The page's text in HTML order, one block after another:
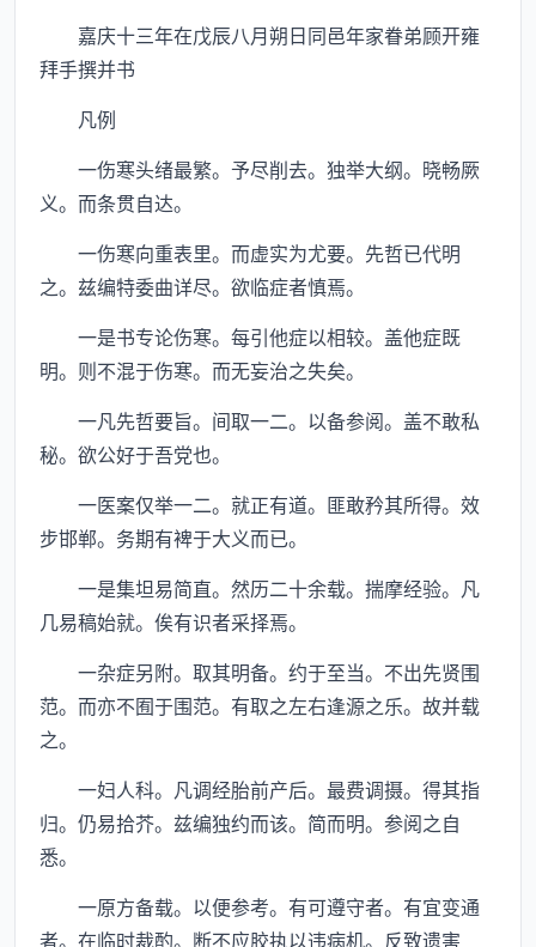
嘉庆十三年在戊辰八月朔日同邑年家眷弟顾开雍
拜手撰并书
凡例
一伤寒头绪最繁。予尽削去。独举大纲。晓畅厥
义。而条贯自达。
一伤寒向重表里。而虚实为尤要。先哲已代明
之。兹编特委曲详尽。欲临症者慎焉。
一是书专论伤寒。每引他症以相较。盖他症既
明。则不混于伤寒。而无妄治之失矣。
一凡先哲要旨。间取一二。以备参阅。盖不敢私
秘。欲公好于吾党也。
一医案仅举一二。就正有道。匪敢矜其所得。效
步邯郸。务期有裨于大义而已。
一是集坦易简直。然历二十余载。揣摩经验。凡
几易稿始就。俟有识者采择焉。
一杂症另附。取其明备。约于至当。不出先贤围
范。而亦不囿于围范。有取之左右逢源之乐。故并载
之。
一妇人科。凡调经胎前产后。最费调摄。得其指
归。仍易拾芥。兹编独约而该。简而明。参阅之自
悉。
一原方备载。以便参考。有可遵守者。有宜变通
者。在临时裁酌。断不应胶执以违病机。反致遗害